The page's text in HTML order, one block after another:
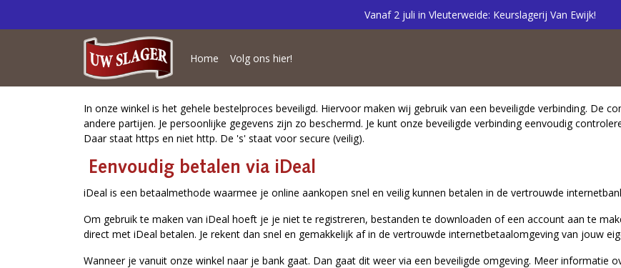
Vanaf 2 juli in Vleuterweide: Keurslagerij Van Ewijk!
Home Volg ons hier!
In onze winkel is het gehele bestelproces beveiligd. Hiervoor maken wij gebruik van een beveiligde verbinding. De
andere partijen. Je persoonlijke gegevens zijn zo beschermd. Je kunt onze beveiligde verbinding eenvoudig
Daar staat https en niet http. De 's' staat voor secure (veilig).
Eenvoudig betalen via iDeal
iDeal is een betaalmethode waarmee je online aankopen snel en veilig kunnen betalen in de vertrouwde
Om gebruik te maken van iDeal hoeft je je niet te registreren, bestanden te downloaden of een account aan te
direct met iDeal betalen. Je rekent dan snel en gemakkelijk af in de vertrouwde internetbetaalomgeving van jouw
Wanneer je vanuit onze winkel naar je bank gaat. Dan gaat dit weer via een beveiligde omgeving. Meer informatie